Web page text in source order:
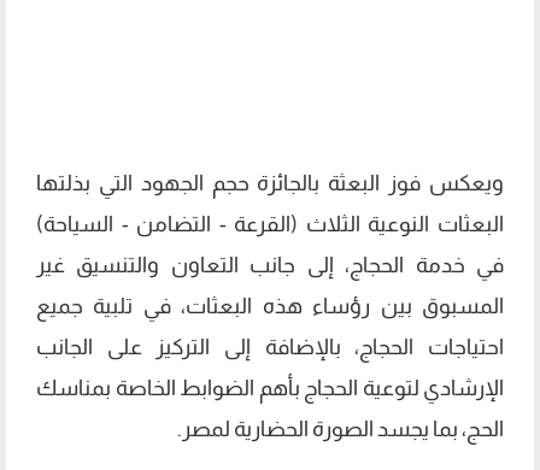
ويعكس فوز البعثة بالجائزة حجم الجهود التي بذلتها
البعثات النوعية الثلاث (القرعة - التضامن - السياحة)
في خدمة الحجاج، إلى جانب التعاون والتنسيق غير
المسبوق بين رؤساء هذه البعثات، في تلبية جميع
احتياجات الحجاج، بالإضافة إلى التركيز على الجانب
الإرشادي لتوعية الحجاج بأهم الضوابط الخاصة بمناسك
الحج، بما يجسد الصورة الحضارية لمصر.